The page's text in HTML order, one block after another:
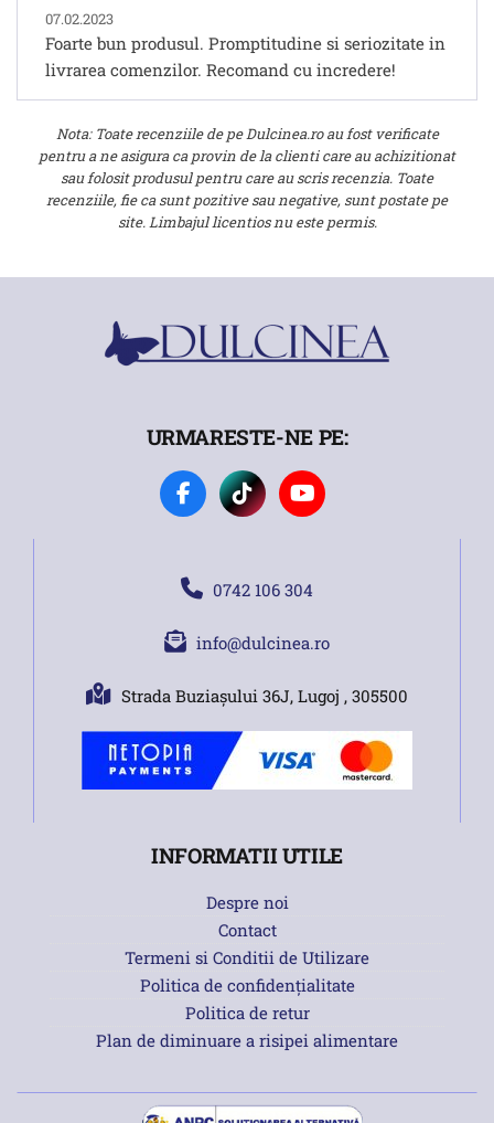
07.02.2023
Foarte bun produsul. Promptitudine si seriozitate in
livrarea comenzilor. Recomand cu incredere!
Nota: Toate recenziile de pe Dulcinea.ro au fost verificate
pentru a ne asigura ca provin de la clienti care au achizitionat
sau folosit produsul pentru care au scris recenzia. Toate
recenziile, fie ca sunt pozitive sau negative, sunt postate pe
site. Limbajul licentios nu este permis.
URMARESTE-NE PE:
0742 106 304
info@dulcinea.ro
Strada Buziașului 36J, Lugoj , 305500
INFORMATII UTILE
Despre noi
Contact
Termeni si Conditii de Utilizare
Politica de confidențialitate
Politica de retur
Plan de diminuare a risipei alimentare